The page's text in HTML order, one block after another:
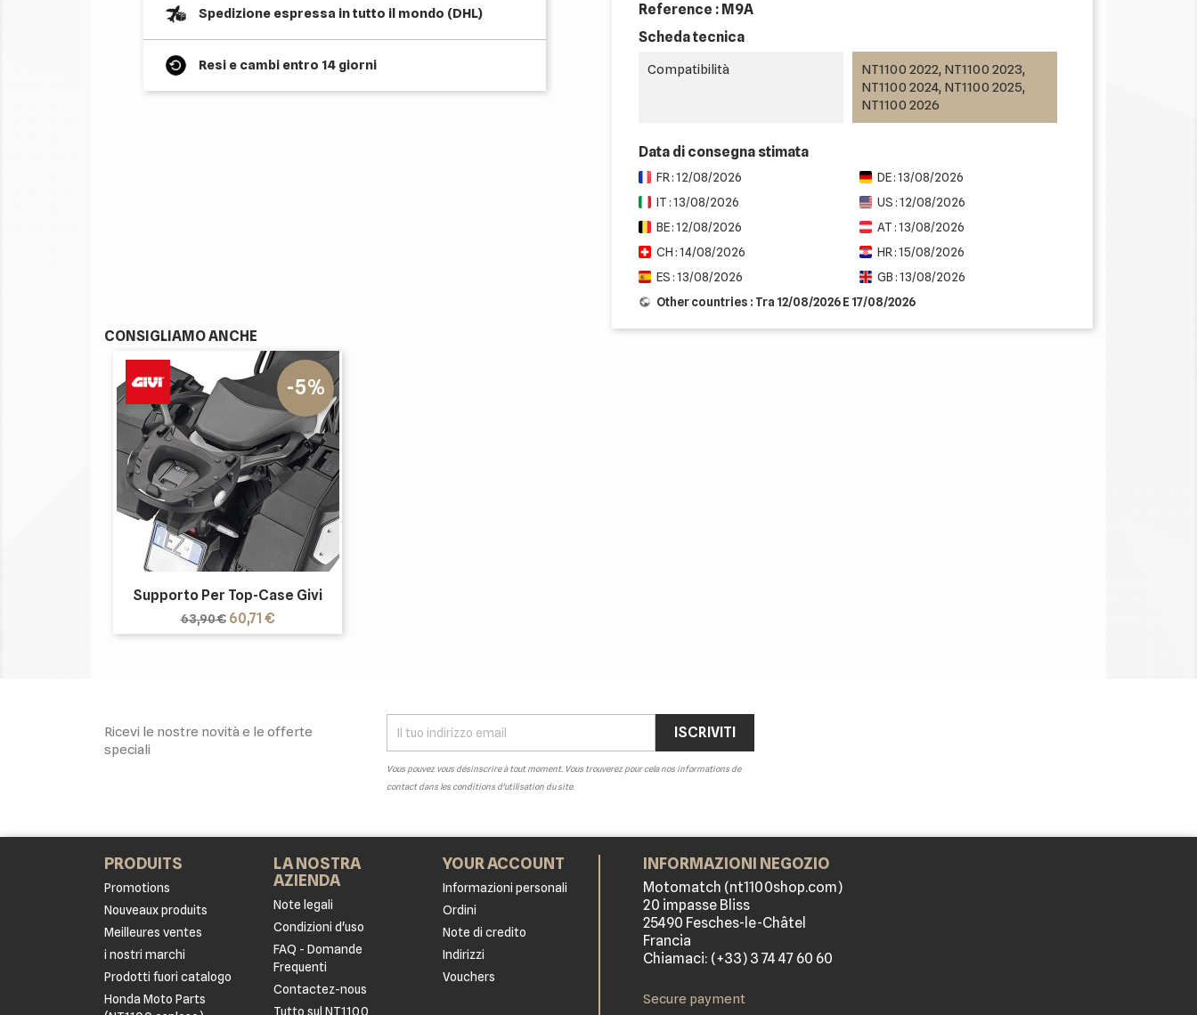
Spedizione espressa in tutto il mondo (DHL)
Resi e cambi entro 14 giorni
Reference : M9A
Scheda tecnica
Compatibilità
NT1100 2022, NT1100 2023,
NT1100 2024, NT1100 2025,
NT1100 2026
Data di consegna stimata
FR : 12/08/2026
DE : 13/08/2026
IT : 13/08/2026
US : 12/08/2026
BE : 12/08/2026
AT : 13/08/2026
CH : 14/08/2026
HR : 15/08/2026
ES : 13/08/2026
GB : 13/08/2026
Other countries : Tra 12/08/2026 E 17/08/2026
CONSIGLIAMO ANCHE
Supporto Per Top-Case Givi
Prezzo
base
63,90 €
-5%
Prezzo
60,71 €
Ricevi le nostre novità e le offerte
speciali
Vous pouvez vous désinscrire à tout moment. Vous trouverez pour cela nos informations de
contact dans les conditions d'utilisation du site.
PRODUITS
Promotions
Nouveaux produits
Meilleures ventes
i nostri marchi
Prodotti fuori catalogo
Honda Moto Parts
LA NOSTRA
AZIENDA
Note legali
Condizioni d'uso
FAQ - Domande
Frequenti
Contactez-nous
Tutto sul NT1100
YOUR ACCOUNT
Informazioni personali
Ordini
Note di credito
Indirizzi
Vouchers
INFORMAZIONI NEGOZIO
Motomatch (nt1100shop.com)
20 impasse Bliss
25490 Fesches-le-Châtel
Francia
Chiamaci: (+33) 3 74 47 60 60
Secure payment